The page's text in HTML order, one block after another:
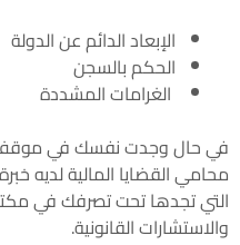
الإبعاد الدائم عن الدولة
الحكم بالسجن
الغرامات المشددة
في حال وجدت نفسك في
محامي القضايا المالية لديه
التي تجدها تحت تصرفك في
والاستشارات القانونية.